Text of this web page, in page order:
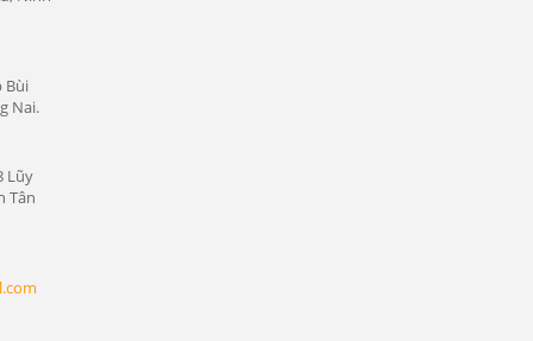
Bùi
Nai.
Lũy
Tân